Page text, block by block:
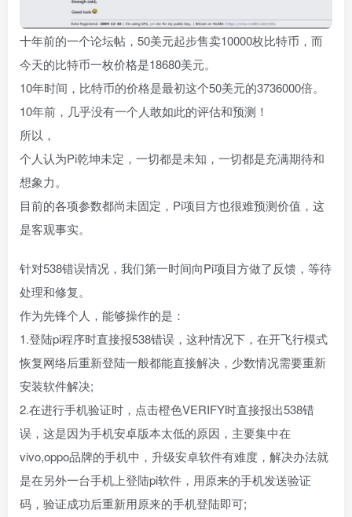
十年前的一个论坛帖，50美元起步售卖10000枚比特币，而
今天的比特币一枚价格是18680美元。
10年时间，比特币的价格是最初这个50美元的3736000倍。
10年前，几乎没有一个人敢如此的评估和预测！
所以，
个人认为Pi乾坤未定，一切都是未知，一切都是充满期待和
想象力。
目前的各项参数都尚未固定，Pi项目方也很难预测价值，这
是客观事实。
针对538错误情况，我们第一时间向Pi项目方做了反馈，等待
处理和修复。
作为先锋个人，能够操作的是：
1.登陆pi程序时直接报538错误，这种情况下，在开飞行模式
恢复网络后重新登陆一般都能直接解决，少数情况需要重新
安装软件解决;
2.在进行手机验证时，点击橙色VERIFY时直接报出538错
误，这是因为手机安卓版本太低的原因，主要集中在
vivo,oppo品牌的手机中，升级安卓软件有难度，解决办法就
是在另外一台手机上登陆pi软件，用原来的手机发送验证
码，验证成功后重新用原来的手机登陆即可;